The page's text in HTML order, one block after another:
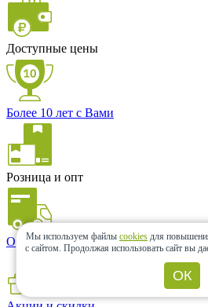
Доступные цены
Более 10 лет с Вами
Розница и опт
Оперативная доставка
Мы используем файлы cookies для
с сайтом. Продолжая использовать сайт вы
ОК